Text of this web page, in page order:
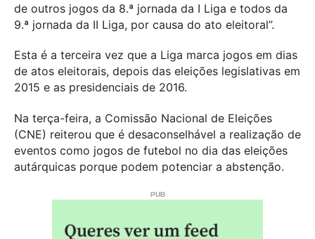
de outros jogos da 8.ª jornada da I Liga e todos da
9.ª jornada da II Liga, por causa do ato eleitoral”.
Esta é a terceira vez que a Liga marca jogos em dias
de atos eleitorais, depois das eleições legislativas em
2015 e as presidenciais de 2016.
Na terça-feira, a Comissão Nacional de Eleições
(CNE) reiterou que é desaconselhável a realização de
eventos como jogos de futebol no dia das eleições
autárquicas porque podem potenciar a abstenção.